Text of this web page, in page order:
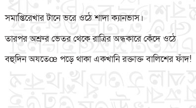
সমাপ্তিরেখার টানে ভরে ওঠে শাদা ক্যানভাস।
তারপর অশ্রুর ভেতর থেকে রাত্রির অন্ধকারে কেঁদে ওঠে
বহুদিন অযতেœ পড়ে থাকা একখানি রক্তাক্ত বালিশের ফাঁদ!